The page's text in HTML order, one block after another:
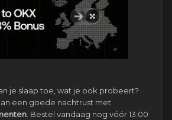
je slaap toe, wat je ook probeert?
een goede nachtrust met
. Bestel vandaag nog vóór 13:00